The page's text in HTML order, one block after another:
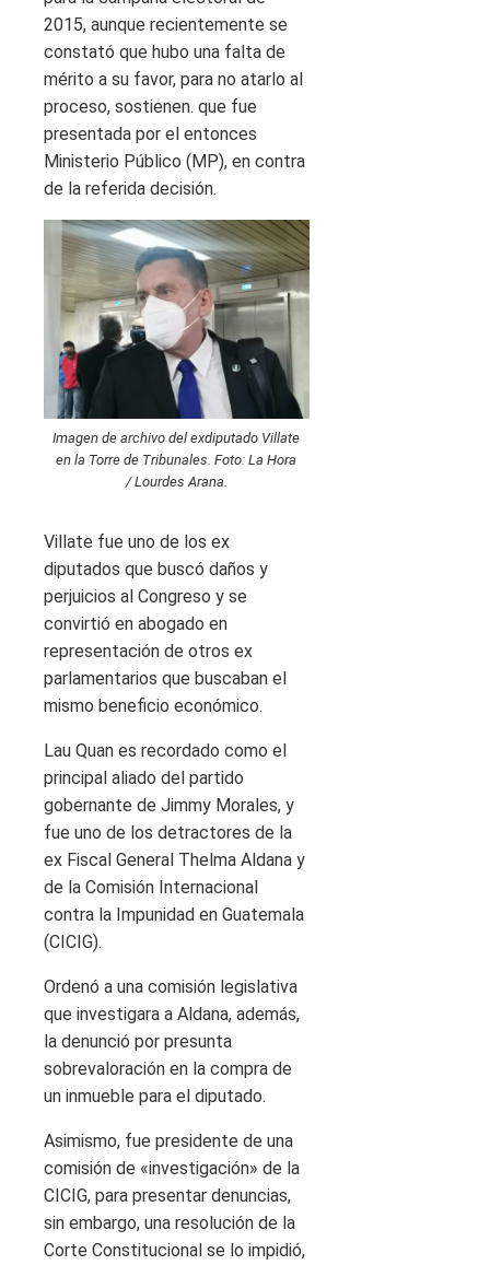
2015, aunque recientemente se
constató que hubo una falta de
mérito a su favor, para no atarlo al
proceso, sostienen. que fue
presentada por el entonces
Ministerio Público (MP), en contra
de la referida decisión.
Imagen de archivo del exdiputado Villate
en la Torre de Tribunales. Foto: La Hora
/ Lourdes Arana.
Villate fue uno de los ex
diputados que buscó daños y
perjuicios al Congreso y se
convirtió en abogado en
representación de otros ex
parlamentarios que buscaban el
mismo beneficio económico.
Lau Quan es recordado como el
principal aliado del partido
gobernante de Jimmy Morales, y
fue uno de los detractores de la
ex Fiscal General Thelma Aldana y
de la Comisión Internacional
contra la Impunidad en Guatemala
(CICIG).
Ordenó a una comisión legislativa
que investigara a Aldana, además,
la denunció por presunta
sobrevaloración en la compra de
un inmueble para el diputado.
Asimismo, fue presidente de una
comisión de «investigación» de la
CICIG, para presentar denuncias,
sin embargo, una resolución de la
Corte Constitucional se lo impidió,